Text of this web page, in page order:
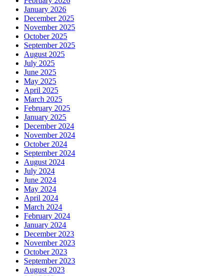
January 2026
December 2025
November 2025
October 2025
September 2025
August 2025
July 2025
June 2025
May 2025
April 2025
March 2025
February 2025
January 2025
December 2024
November 2024
October 2024
September 2024
August 2024
July 2024
June 2024
May 2024
April 2024
March 2024
February 2024
January 2024
December 2023
November 2023
October 2023
September 2023
August 2023